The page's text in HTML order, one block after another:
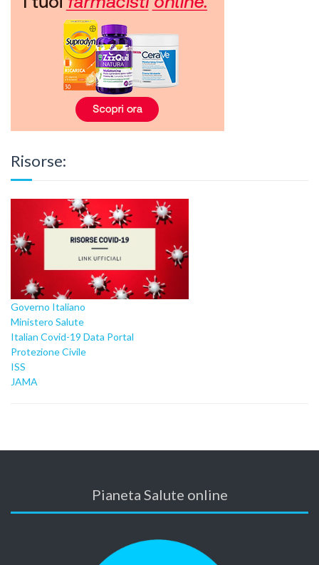
Risorse:
Governo Italiano
Ministero Salute
Italian Covid-19 Data Portal
Protezione Civile
ISS
JAMA
Pianeta Salute online